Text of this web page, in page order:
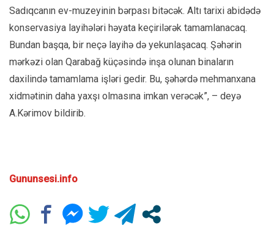
Sadıqcanın ev-muzeyinin bərpası bitəcək. Altı tarixi abidədə
konservasiya layihələri həyata keçirilərək tamamlanacaq.
Bundan başqa, bir neçə layihə də yekunlaşacaq. Şəhərin
mərkəzi olan Qarabağ küçəsində inşa olunan binaların
daxilində tamamlama işləri gedir. Bu, şəhərdə mehmanxana
xidmətinin daha yaxşı olmasına imkan verəcək”, – deyə
A.Kərimov bildirib.
Gununsesi.info